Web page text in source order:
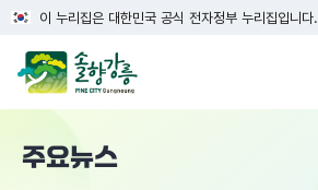
이 누리집은 대한민국 공식 전자정부 누리집입니다.
주요뉴스